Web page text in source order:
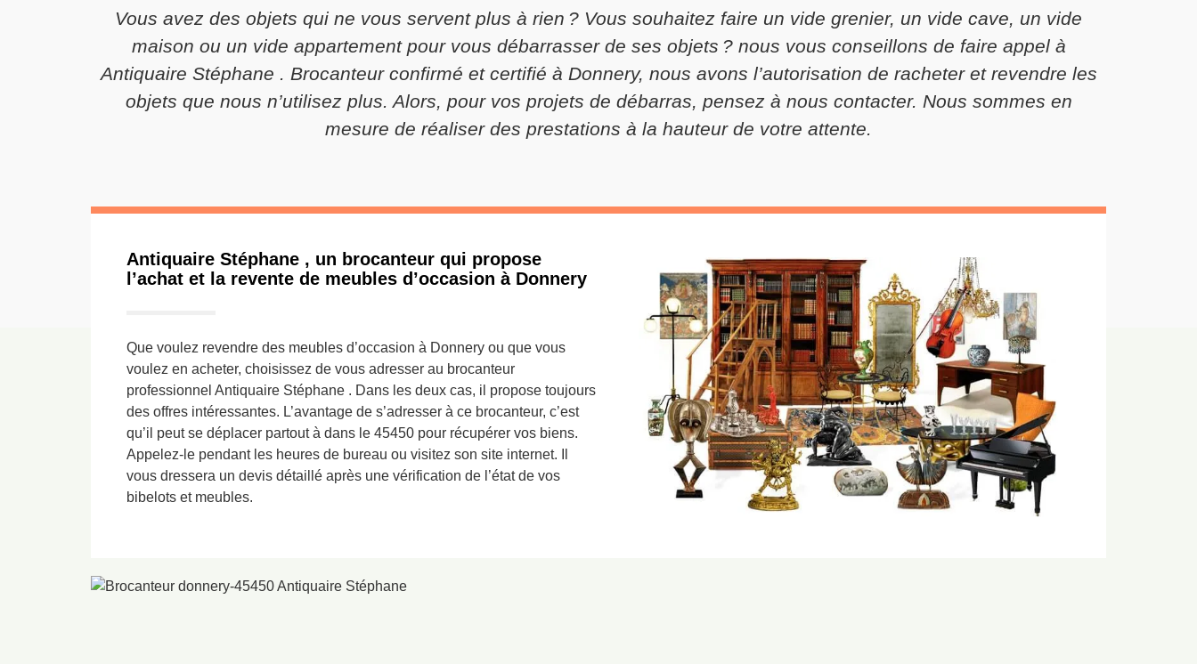
Vous avez des objets qui ne vous servent plus à rien ? Vous souhaitez faire un vide grenier, un vide cave, un vide
maison ou un vide appartement pour vous débarrasser de ses objets ? nous vous conseillons de faire appel à
Antiquaire Stéphane . Brocanteur confirmé et certifié à Donnery, nous avons l’autorisation de racheter et revendre les
objets que nous n’utilisez plus. Alors, pour vos projets de débarras, pensez à nous contacter. Nous sommes en
mesure de réaliser des prestations à la hauteur de votre attente.
Antiquaire Stéphane , un brocanteur qui propose
l’achat et la revente de meubles d’occasion à Donnery
Que voulez revendre des meubles d’occasion à Donnery ou que vous
voulez en acheter, choisissez de vous adresser au brocanteur
professionnel Antiquaire Stéphane . Dans les deux cas, il propose toujours
des offres intéressantes. L’avantage de s’adresser à ce brocanteur, c’est
qu’il peut se déplacer partout à dans le 45450 pour récupérer vos biens.
Appelez-le pendant les heures de bureau ou visitez son site internet. Il
vous dressera un devis détaillé après une vérification de l’état de vos
bibelots et meubles.